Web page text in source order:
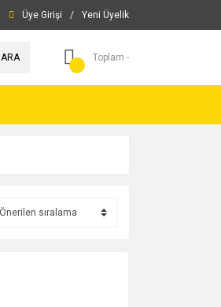
Üye Girişi / Yeni Üyelik
ARA Toplam -